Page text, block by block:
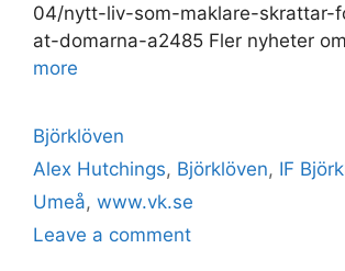
04/nytt-liv-som-maklare-skrattar-
at-domarna-a2485 Fler nyheter
more
Categories
Björklöven
Tags
Alex Hutchings, Björklöven, IF
Umeå, www.vk.se
Leave a comment